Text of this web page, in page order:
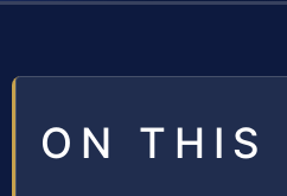
ON THIS